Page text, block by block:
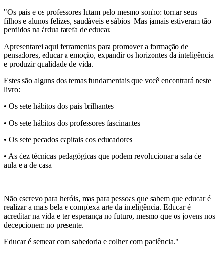
"Os pais e os professores lutam pelo mesmo sonho: tornar seus
filhos e alunos felizes, saudáveis e sábios. Mas jamais estiveram tão
perdidos na árdua tarefa de educar.
Apresentarei aqui ferramentas para promover a formação de
pensadores, educar a emoção, expandir os horizontes da inteligência
e produzir qualidade de vida.
Estes são alguns dos temas fundamentais que você encontrará neste
livro:
• Os sete hábitos dos pais brilhantes
• Os sete hábitos dos professores fascinantes
• Os sete pecados capitais dos educadores
• As dez técnicas pedagógicas que podem revolucionar a sala de
aula e a de casa
Não escrevo para heróis, mas para pessoas que sabem que educar é
realizar a mais bela e complexa arte da inteligência. Educar é
acreditar na vida e ter esperança no futuro, mesmo que os jovens nos
decepcionem no presente.
Educar é semear com sabedoria e colher com paciência."